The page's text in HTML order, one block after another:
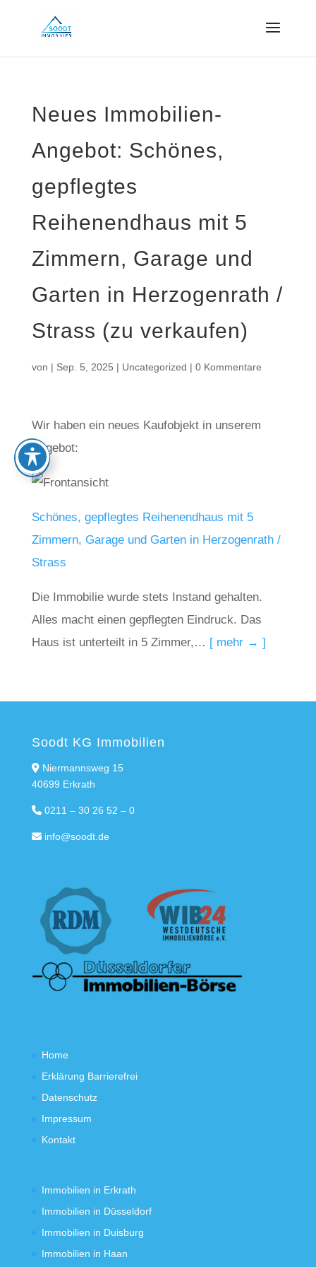
Neues Immobilien-
Angebot: Schönes,
gepflegtes
Reihenendhaus mit 5
Zimmern, Garage und
Garten in Herzogenrath /
Strass (zu verkaufen)
von | Sep. 5, 2025 | Uncategorized | 0 Kommentare
Wir haben ein neues Kaufobjekt in unserem
Angebot:
Schönes, gepflegtes Reihenendhaus mit 5
Zimmern, Garage und Garten in Herzogenrath /
Strass
Die Immobilie wurde stets Instand gehalten.
Alles macht einen gepflegten Eindruck. Das
Haus ist unterteilt in 5 Zimmer,… [ mehr → ]
Soodt KG Immobilien
Niermannsweg 15
40699 Erkrath
0211 – 30 26 52 – 0
info@soodt.de
Home
Erklärung Barrierefrei
Datenschutz
Impressum
Kontakt
Immobilien in Erkrath
Immobilien in Düsseldorf
Immobilien in Duisburg
Immobilien in Haan